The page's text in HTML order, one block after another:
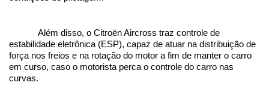
Além disso, o Citroën Aircross traz controle de
estabilidade eletrônica (ESP), capaz de atuar na distribuição de
força nos freios e na rotação do motor a fim de manter o carro
em curso, caso o motorista perca o controle do carro nas
curvas.